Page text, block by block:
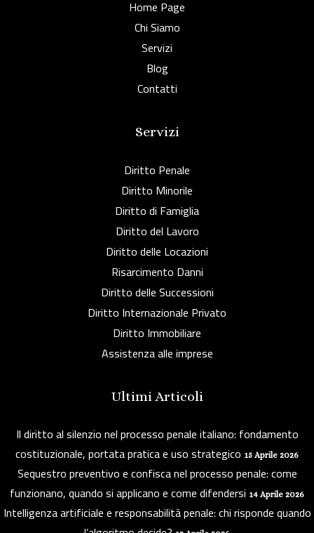
Home Page
Chi Siamo
Servizi
Blog
Contatti
Servizi
Diritto Penale
Diritto Minorile
Diritto di Famiglia
Diritto del Lavoro
Diritto delle Locazioni
Risarcimento Danni
Diritto delle Successioni
Diritto Internazionale Privato
Diritto Immobiliare
Assistenza alle imprese
Ultimi Articoli
Il diritto al silenzio nel processo penale italiano: fondamento
costituzionale, portata pratica e uso strategico 15 Aprile 2026
Sequestro preventivo e confisca nel processo penale: come
funzionano, quando si applicano e come difendersi 14 Aprile 2026
Intelligenza artificiale e responsabilità penale: chi risponde quando